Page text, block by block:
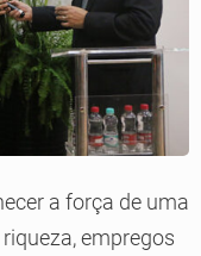
a força de uma
empregos